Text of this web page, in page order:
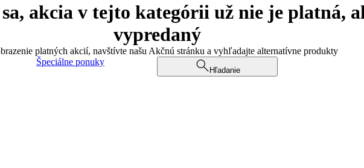
akcia v tejto kategórii už nie je platná,
vypredaný
platných akcií, navštívte našu Akčnú stránku a vyhľadajte alternatívne produkty
Špeciálne ponuky
Hľadanie